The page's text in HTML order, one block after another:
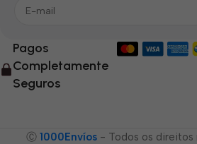
Pagos
Completamente
Seguros
Ⓒ 1000Envíos - Todos os direitos